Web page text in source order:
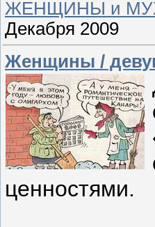
ЖЕНЩИНЫ и
Декабря 2009
Женщины /
ценностями.